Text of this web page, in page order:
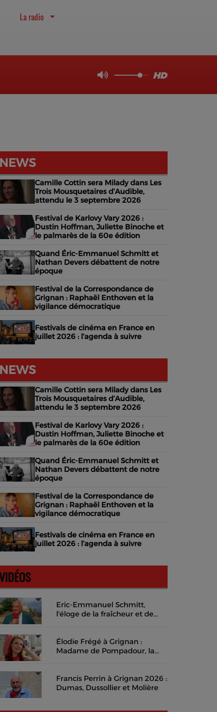
La radio
NEWS
Camille Cottin sera Milady dans Les
Trois Mousquetaires d’Audible,
attendu le 3 septembre 2026
Festival de Karlovy Vary 2026 :
Dustin Hoffman, Juliette Binoche et
le palmarès de la 60e édition
Quand Éric-Emmanuel Schmitt et
Nathan Devers débattent de notre
époque
Festival de la Correspondance de
Grignan : Raphaël Enthoven et la
vigilance démocratique
Festivals de cinéma en France en
juillet 2026 : l’agenda à suivre
NEWS
Camille Cottin sera Milady dans Les
Trois Mousquetaires d’Audible,
attendu le 3 septembre 2026
Festival de Karlovy Vary 2026 :
Dustin Hoffman, Juliette Binoche et
le palmarès de la 60e édition
Quand Éric-Emmanuel Schmitt et
Nathan Devers débattent de notre
époque
Festival de la Correspondance de
Grignan : Raphaël Enthoven et la
vigilance démocratique
Festivals de cinéma en France en
juillet 2026 : l’agenda à suivre
Eric-Emmanuel Schmitt,
l'éloge de la fraîcheur et de
Élodie Frégé à Grignan :
Madame de Pompadour, la
Francis Perrin à Grignan 2026 :
Dumas, Dussollier et Molière